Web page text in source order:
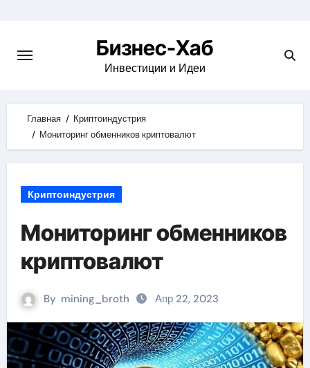
content
Бизнес-Хаб
Инвестиции и Идеи
Главная
Криптоиндустрия
Мониторинг обменников криптовалют
Криптоиндустрия
Мониторинг обменников
криптовалют
By mining_broth Апр 22, 2023